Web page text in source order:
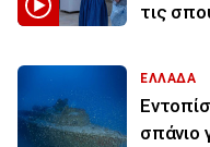
τις
ΕΛΛΑΔΑ
σπάνιο